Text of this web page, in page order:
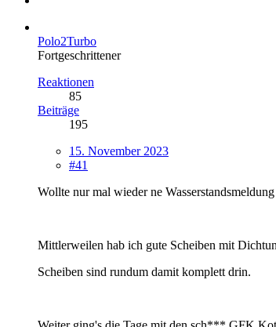
Polo2Turbo
Fortgeschrittener
Reaktionen
85
Beiträge
195
15. November 2023
#41
Wollte nur mal wieder ne Wasserstandsmeldung
Mittlerweilen hab ich gute Scheiben mit
Scheiben sind rundum damit komplett drin.